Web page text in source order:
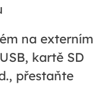
na externím
kartě SD
přestaňte